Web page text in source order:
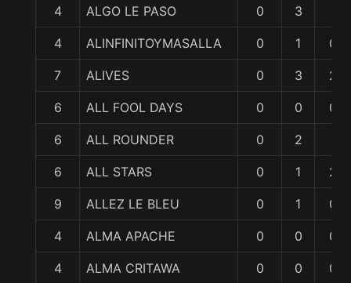
4 ALGO LE PASO 0 3
4 ALINFINITOYMASALLA 0 1 0
7 ALIVES 0 3 2
6 ALL FOOL DAYS 0 0 0
6 ALL ROUNDER 0 2
6 ALL STARS 0 1 2
9 ALLEZ LE BLEU 0 1 0
4 ALMA APACHE 0 0 0
4 ALMA CRITAWA 0 0 0